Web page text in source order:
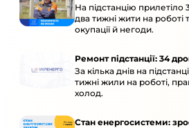
На підстанцію
два тижні жити на роботі
окупації й негоди.
Ремонт підстанції: 34
За кілька днів на
тижні жили на роботі,
холод.
Стан енергосистеми: